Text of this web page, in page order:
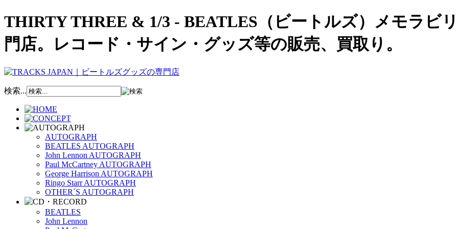
THIRTY THREE & 1/3 - BEATLES（ビートルズ）メモラビ
門店。レコード・サイン・グッズ等の販売、買取り。
検索...
AUTOGRAPH
BEATLES AUTOGRAPH
John Lennon AUTOGRAPH
Paul McCartney AUTOGRAPH
George Harrison AUTOGRAPH
Ringo Starr AUTOGRAPH
OTHER´S AUTOGRAPH
BEATLES
John Lennon